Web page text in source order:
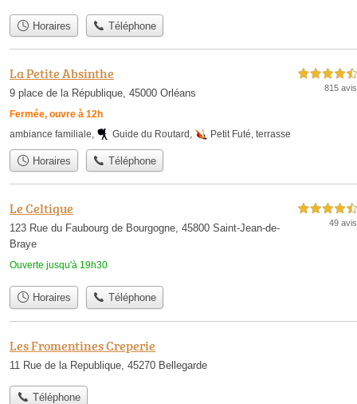
Horaires Téléphone
La Petite Absinthe
9 place de la République, 45000 Orléans
Fermée, ouvre à 12h
4,5 étoiles sur 5
815 avis
ambiance familiale, Guide du Routard, Petit Futé, terrasse
Horaires Téléphone
Le Celtique
123 Rue du Faubourg de Bourgogne, 45800 Saint-Jean-de-
Braye
Ouverte jusqu'à 19h30
4,5 étoiles sur 5
49 avis
Horaires Téléphone
Les Fromentines Creperie
11 Rue de la Republique, 45270 Bellegarde
Téléphone